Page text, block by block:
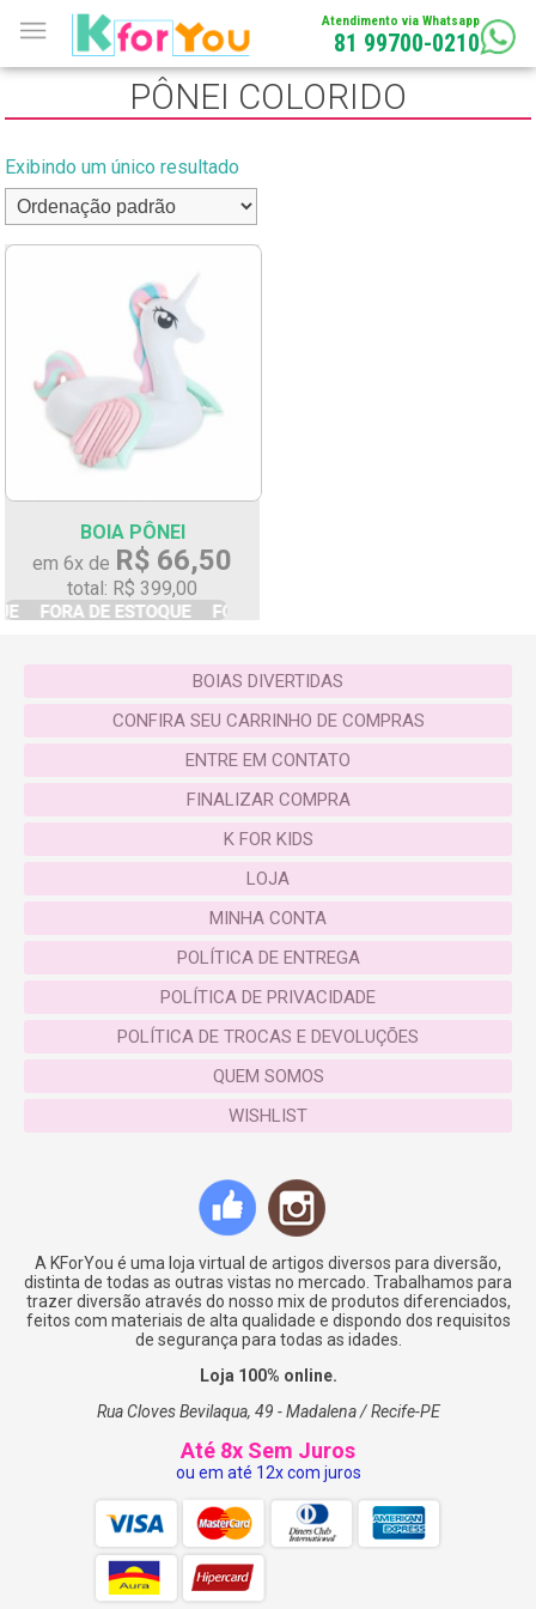
Atendimento via Whatsapp
81 99700-0210
PÔNEI COLORIDO
Exibindo um único resultado
BOIA PÔNEI
em 6x de R$ 66,50
total: R$ 399,00
BOIAS DIVERTIDAS
CONFIRA SEU CARRINHO DE COMPRAS
ENTRE EM CONTATO
FINALIZAR COMPRA
K FOR KIDS
LOJA
MINHA CONTA
POLÍTICA DE ENTREGA
POLÍTICA DE PRIVACIDADE
POLÍTICA DE TROCAS E DEVOLUÇÕES
QUEM SOMOS
WISHLIST
A KForYou é uma loja virtual de artigos diversos para diversão,
distinta de todas as outras vistas no mercado. Trabalhamos para
trazer diversão através do nosso mix de produtos diferenciados,
feitos com materiais de alta qualidade e dispondo dos requisitos
de segurança para todas as idades.
Loja 100% online.
Rua Cloves Bevilaqua, 49 - Madalena / Recife-PE
Até 8x Sem Juros
ou em até 12x com juros